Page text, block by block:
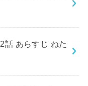
話 あらすじ ねた